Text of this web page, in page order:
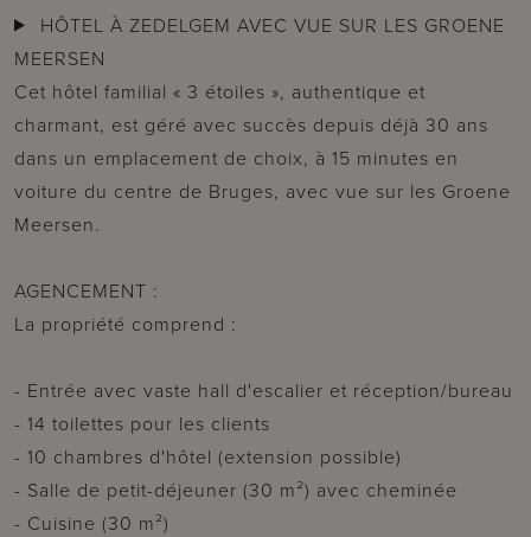
MEERSEN
Cet hôtel familial « 3 étoiles », authentique et
charmant, est géré avec succès depuis déjà 30 ans
dans un emplacement de choix, à 15 minutes en
voiture du centre de Bruges, avec vue sur les Groene
Meersen.
AGENCEMENT :
La propriété comprend :
- Entrée avec vaste hall d'escalier et réception/bureau
- 14 toilettes pour les clients
- 10 chambres d'hôtel (extension possible)
- Salle de petit-déjeuner (30 m²) avec cheminée
- Cuisine (30 m²)